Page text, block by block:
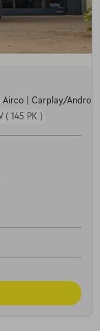
| Airco | Carplay/
( 145 PK )